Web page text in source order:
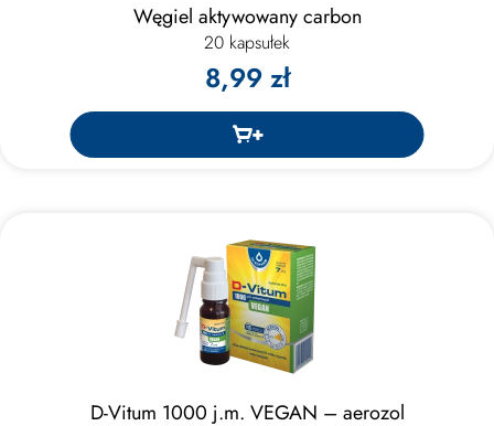
Węgiel aktywowany carbon
20 kapsułek
8,99 zł
D-Vitum 1000 j.m. VEGAN – aerozol